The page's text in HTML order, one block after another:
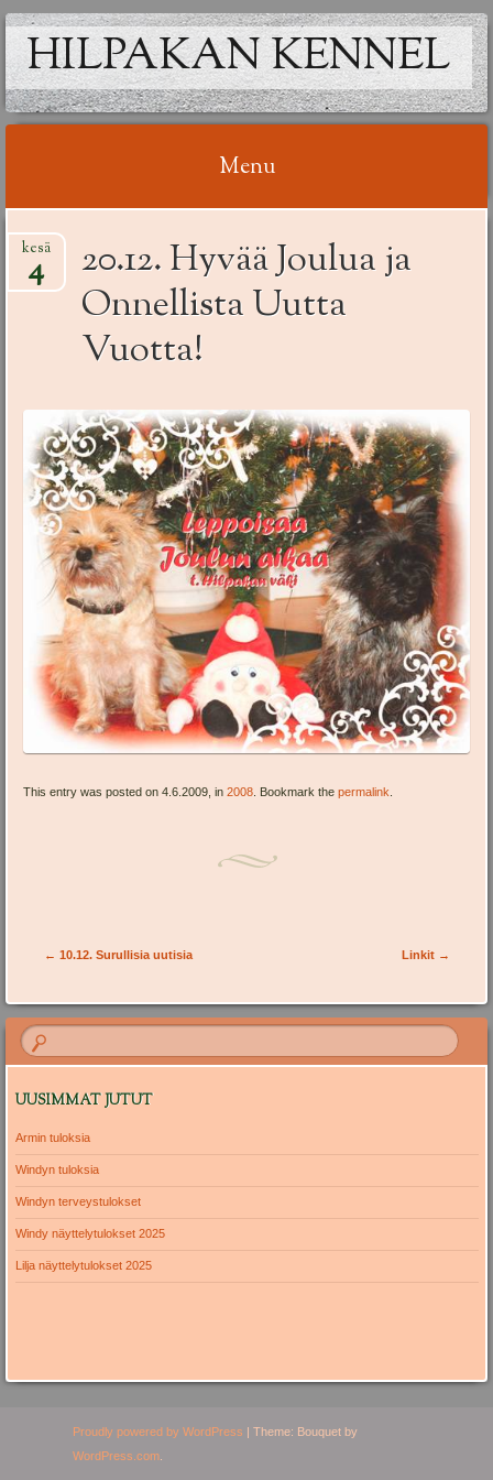
HILPAKAN KENNEL
Menu
to
content
20.12. Hyvää Joulua ja
Onnellista Uutta
Vuotta!
kesä
4
This entry was posted on 4.6.2009, in2008. Bookmark thepermalink.
Post navigation
← 10.12. Surullisia uutisia Linkit →
UUSIMMAT JUTUT
Armin tuloksia
Windyn tuloksia
Windyn terveystulokset
Windy näyttelytulokset 2025
Lilja näyttelytulokset 2025
Proudly powered by WordPress | Theme: Bouquet by
WordPress.com